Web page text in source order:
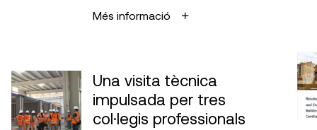
Més informació
Una visita tècnica
impulsada per tres
col·legis professionals